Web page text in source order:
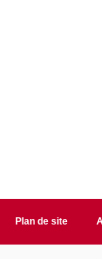
Plan de site